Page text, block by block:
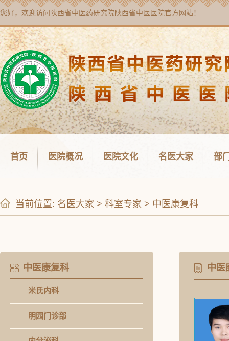
您好，欢迎访问 陕西省中医药研究院陕西省中医医院官方网站！
首页 医院概况 医院文化 名医大家 部
当前位置: 名医大家 > 科室专家 > 中医康复科
中医康复科
米氏内科
明园门诊部
中医